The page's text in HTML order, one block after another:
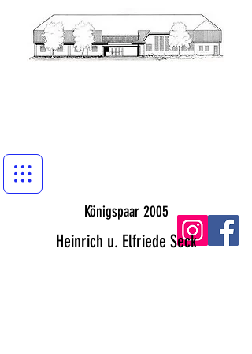
Königspaar 2005
Heinrich u. Elfriede Seck